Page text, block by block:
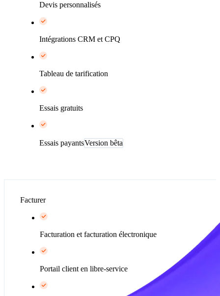
Devis personnalisés
Intégrations CRM et CPQ
Tableau de tarification
Essais gratuits
Essais payantsVersion bêta
Facturer
Facturation et facturation électronique
Portail client en libre-service